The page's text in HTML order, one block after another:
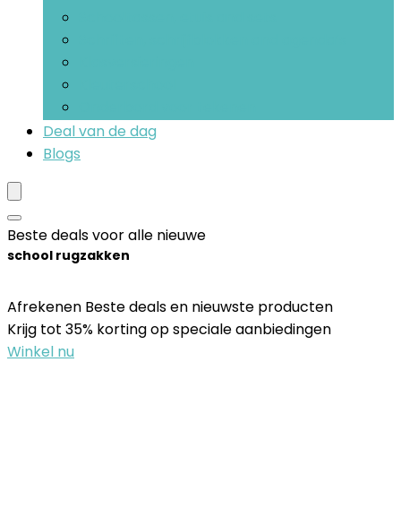
Deal van de dag
Blogs
Beste deals voor alle nieuwe
school rugzakken
Afrekenen Beste deals en nieuwste producten
Krijg tot 35% korting op speciale aanbiedingen
Winkel nu